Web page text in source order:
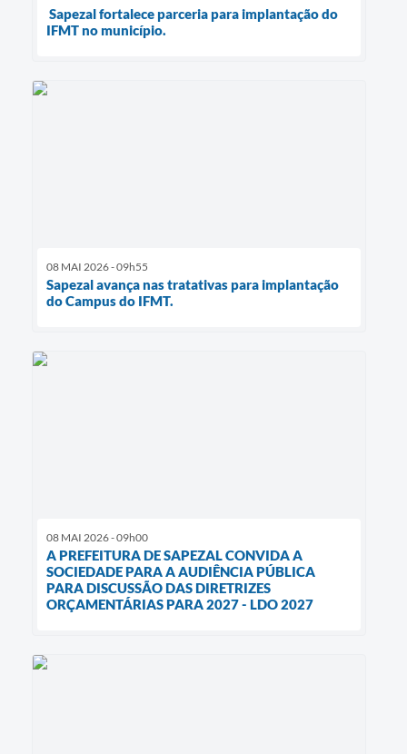
Sapezal fortalece parceria para implantação do
IFMT no município.
08 MAI 2026 - 09h55
Sapezal avança nas tratativas para implantação
do Campus do IFMT.
08 MAI 2026 - 09h00
A PREFEITURA DE SAPEZAL CONVIDA A
SOCIEDADE PARA A AUDIÊNCIA PÚBLICA
PARA DISCUSSÃO DAS DIRETRIZES
ORÇAMENTÁRIAS PARA 2027 - LDO 2027